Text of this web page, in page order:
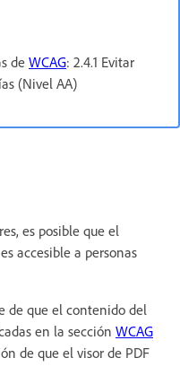
de WCAG: 2.4.1 Evitar
(Nivel AA)
es posible que el
accesible a personas
de que el contenido del
en la sección WCAG
de que el visor de PDF